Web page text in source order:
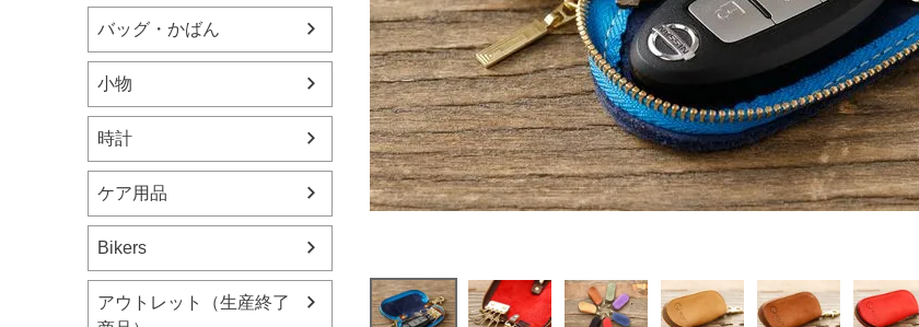
バッグ・かばん
小物
時計
ケア用品
Bikers
アウトレット（生産終了